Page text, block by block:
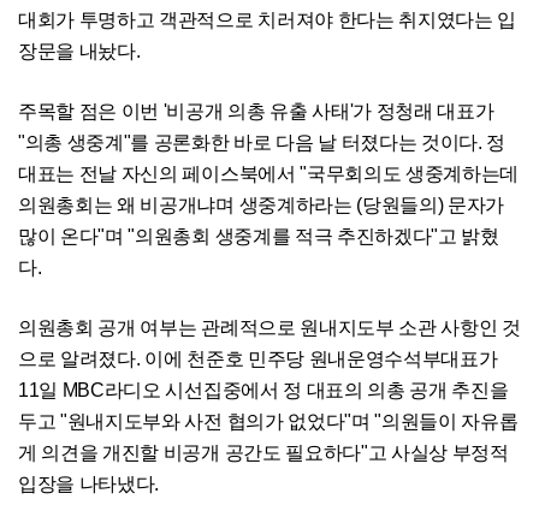
대회가 투명하고 객관적으로 치러져야 한다는 취지였다는 입
장문을 내놨다.
주목할 점은 이번 '비공개 의총 유출 사태'가 정청래 대표가
"의총 생중계"를 공론화한 바로 다음 날 터졌다는 것이다. 정
대표는 전날 자신의 페이스북에서 "국무회의도 생중계하는데
의원총회는 왜 비공개냐며 생중계하라는 (당원들의) 문자가
많이 온다"며 "의원총회 생중계를 적극 추진하겠다"고 밝혔
다.
의원총회 공개 여부는 관례적으로 원내지도부 소관 사항인 것
으로 알려졌다. 이에 천준호 민주당 원내운영수석부대표가
11일 MBC라디오 시선집중에서 정 대표의 의총 공개 추진을
두고 "원내지도부와 사전 협의가 없었다"며 "의원들이 자유롭
게 의견을 개진할 비공개 공간도 필요하다"고 사실상 부정적
입장을 나타냈다.